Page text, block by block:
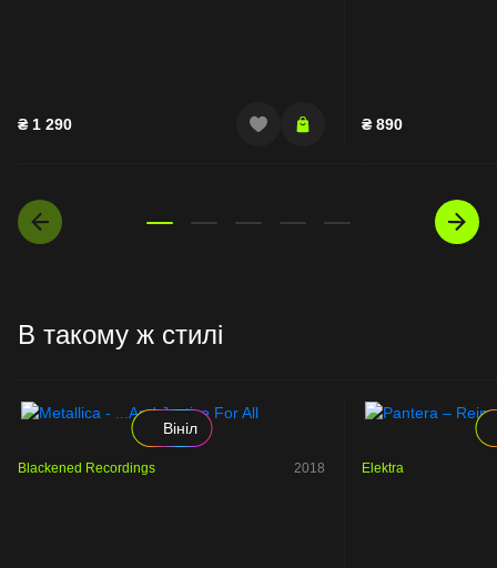
₴ 1 290 ₴ 890
В такому ж стилі
Вініл
Blackened Recordings 2018 Elektra